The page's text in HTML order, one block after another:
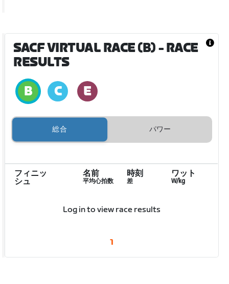
SACF VIRTUAL RACE (B) - RACE
RESULTS
総合 パワー
フィニッ
シュ
名前
平均心拍数
時刻
差
ワット
W/kg
Log in to view race results
1